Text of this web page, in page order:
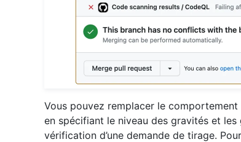
Vous pouvez remplacer le
en spécifiant le niveau des gravités et
vérification d’une demande de tirage.